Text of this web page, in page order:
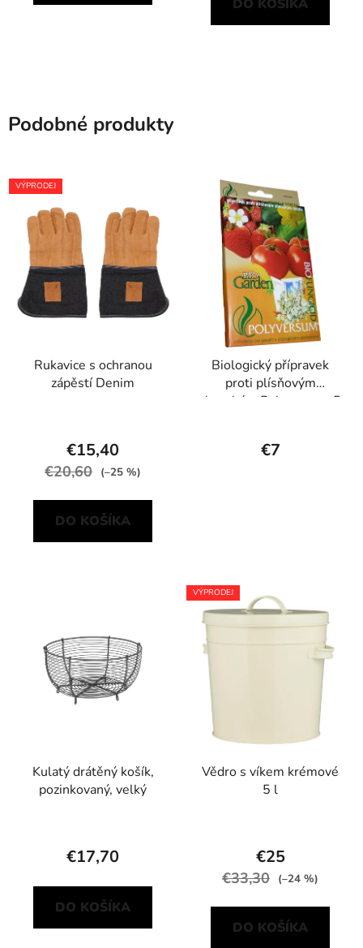
DO KOŠÍKA
Podobné produkty
VÝPRODEJ
Rukavice s ochranou
zápěstí Denim
€15,40
€20,60 (–25 %)
DO KOŠÍKA
Biologický přípravek
proti plísňovým
chorobám Polyversum 5
€7
Kulatý drátěný košík,
pozinkovaný, velký
€17,70
DO KOŠÍKA
VÝPRODEJ
Vědro s víkem krémové
5 l
€25
€33,30 (–24 %)
DO KOŠÍKA